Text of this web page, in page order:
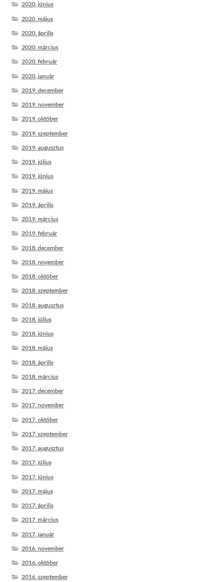
2020. június
2020. május
2020. április
2020. március
2020. február
2020. január
2019. december
2019. november
2019. október
2019. szeptember
2019. augusztus
2019. július
2019. június
2019. május
2019. április
2019. március
2019. február
2018. december
2018. november
2018. október
2018. szeptember
2018. augusztus
2018. július
2018. június
2018. május
2018. április
2018. március
2017. december
2017. november
2017. október
2017. szeptember
2017. augusztus
2017. július
2017. június
2017. május
2017. április
2017. március
2017. január
2016. november
2016. október
2016. szeptember